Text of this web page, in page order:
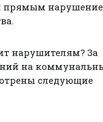
прямым
нарушителям? За
на
следующие